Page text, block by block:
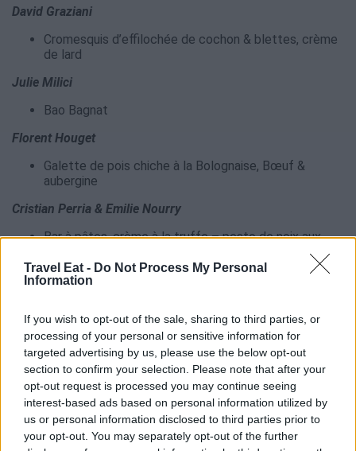
Travel Eat - Do Not Process My Personal
Information
If you wish to opt-out of the sale, sharing to third parties, or
processing of your personal or sensitive information for
targeted advertising by us, please use the below opt-out
section to confirm your selection. Please note that after your
opt-out request is processed you may continue seeing
interest-based ads based on personal information utilized by
us or personal information disclosed to third parties prior to
your opt-out. You may separately opt-out of the further
David Graziani
Cromesquis d’effilochée de cochon & blettes, crème
de lard
Julie Milici
Bao Bagnat
Florent Houget
Galette de pois chiche à la Bolognaise, Bœuf &
aubergine
Cristian Perria & Emilie Nourry
Bar à pâtes, crème à la truffe – pesto de noix aux
Noëlle & David Faure
pistou – crème de parmesan gratinée – mayonnaise
aux anchois – moutarde à hot-dog
Ermanno Geria & Nicolas Mouth Boéri
Plizzata: ratatouille, olive, mozza – porchetta –
mozza & pistou – fromage de chèvre, miel, roquette
Claire Verneil